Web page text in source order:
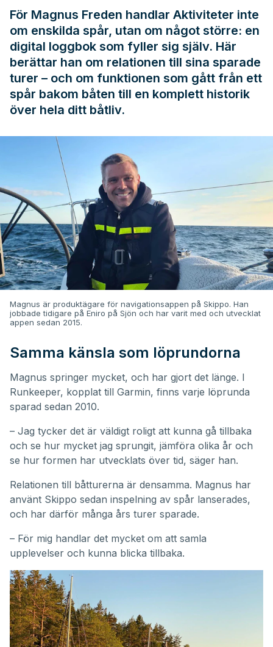
För Magnus Freden handlar Aktiviteter inte
om enskilda spår, utan om något större: en
digital loggbok som fyller sig själv. Här
berättar han om relationen till sina sparade
turer – och om funktionen som gått från ett
spår bakom båten till en komplett historik
över hela ditt båtliv.
Magnus är produktägare för navigationsappen på Skippo. Han
jobbade tidigare på Eniro på Sjön och har varit med och utvecklat
appen sedan 2015.
Samma känsla som löprundorna
Magnus springer mycket, och har gjort det länge. I
Runkeeper, kopplat till Garmin, finns varje löprunda
sparad sedan 2010.
– Jag tycker det är väldigt roligt att kunna gå tillbaka
och se hur mycket jag sprungit, jämföra olika år och
se hur formen har utvecklats över tid, säger han.
Relationen till båtturerna är densamma. Magnus har
använt Skippo sedan inspelning av spår lanserades,
och har därför många års turer sparade.
– För mig handlar det mycket om att samla
upplevelser och kunna blicka tillbaka.